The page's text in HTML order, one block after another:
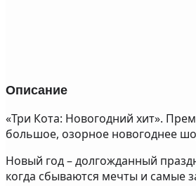
Описание
«Три Кота: Новогодний хит».
большое, озорное новогоднее
Новый год – долгожданный
когда сбываются мечты и самые